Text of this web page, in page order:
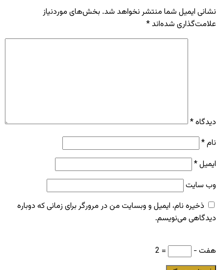
نشانی ایمیل شما منتشر نخواهد شد. بخش‌های موردنیاز
علامت‌گذاری شده‌اند *
دیدگاه*
نام*
ایمیل*
وب‌ سایت
ذخیره نام، ایمیل و وبسایت من در مرورگر برای زمانی که دوباره
دیدگاهی می‌نویسم.
هفت − = 2